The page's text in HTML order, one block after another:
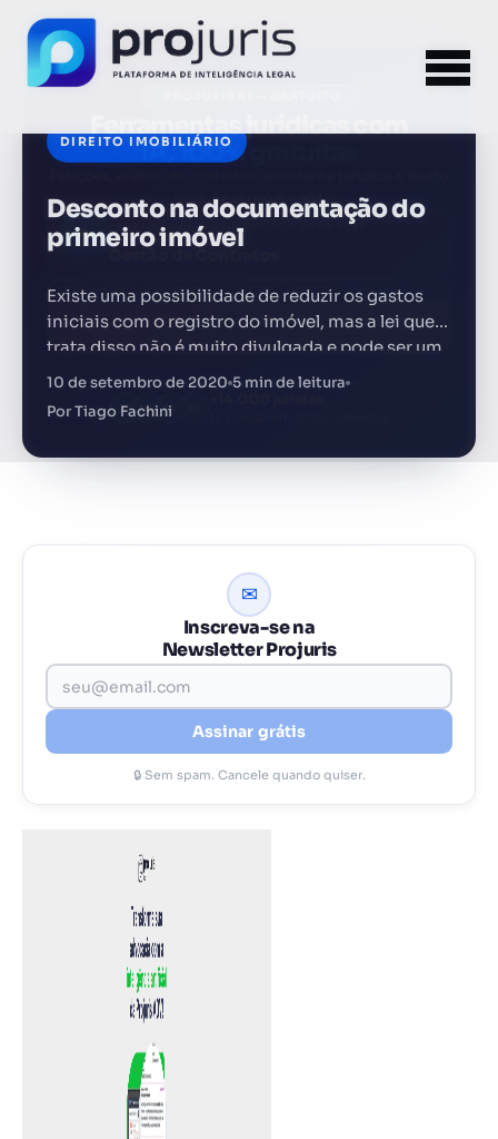
DIREITO IMOBILIÁRIO
Desconto na documentação do
primeiro imóvel
Existe uma possibilidade de reduzir os gastos
iniciais com o registro do imóvel, mas a lei que
trata disso não é muito divulgada e pode ser um
grande diferencial para os advogados…
10 de setembro de 2020 5 min de leitura
Por Tiago Fachini
✉
Inscreva-se na
Newsletter Projuris
Assinar grátis
🔒 Sem spam. Cancele quando quiser.
×
PROJURIS AI — GRATUITO
Ferramentas jurídicas com
Petições, análise de contratos, assistente jurídico e muito
FERRAMENTA RECOMENDADA PARA ESTE
CONTEÚDO
Gestão de Contratos
Acessar grátis →
+14.000 juristas